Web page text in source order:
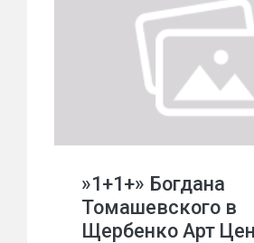
»1+1+» Богдана
Томашевского в
Щербенко Арт